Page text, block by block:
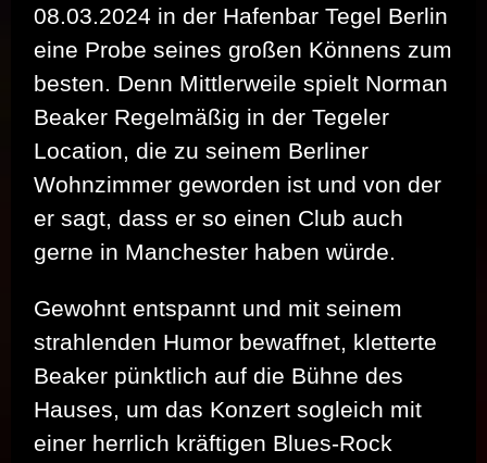
08.03.2024 in der Hafenbar Tegel Berlin
eine Probe seines großen Könnens zum
besten. Denn Mittlerweile spielt Norman
Beaker Regelmäßig in der Tegeler
Location, die zu seinem Berliner
Wohnzimmer geworden ist und von der
er sagt, dass er so einen Club auch
gerne in Manchester haben würde.
Gewohnt entspannt und mit seinem
strahlenden Humor bewaffnet, kletterte
Beaker pünktlich auf die Bühne des
Hauses, um das Konzert sogleich mit
einer herrlich kräftigen Blues-Rock